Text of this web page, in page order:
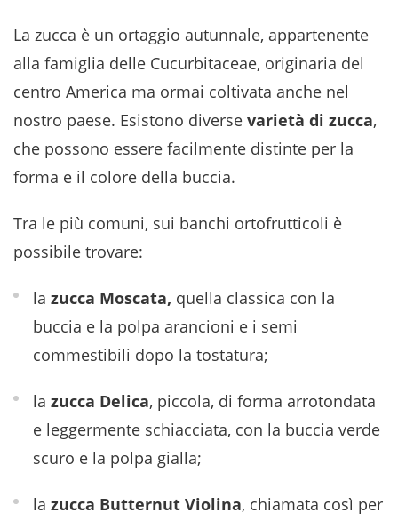
La zucca è un ortaggio autunnale, appartenente
alla famiglia delle Cucurbitaceae, originaria del
centro America ma ormai coltivata anche nel
nostro paese. Esistono diverse varietà di zucca,
che possono essere facilmente distinte per la
forma e il colore della buccia.
Tra le più comuni, sui banchi ortofrutticoli è
possibile trovare:
la zucca Moscata, quella classica con la
buccia e la polpa arancioni e i semi
commestibili dopo la tostatura;
la zucca Delica, piccola, di forma arrotondata
e leggermente schiacciata, con la buccia verde
scuro e la polpa gialla;
la zucca Butternut Violina, chiamata così per